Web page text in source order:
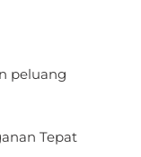
peluang
Tepat